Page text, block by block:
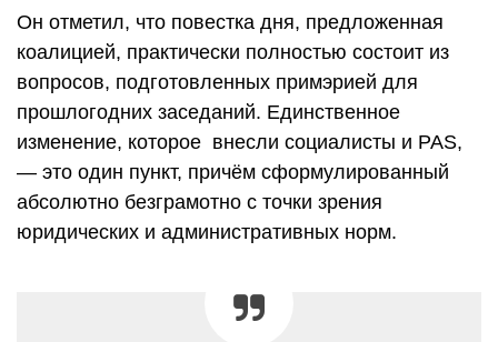
Он отметил, что повестка дня, предложенная
коалицией, практически полностью состоит из
вопросов, подготовленных примэрией для
прошлогодних заседаний. Единственное
изменение, которое внесли социалисты и PAS,
— это один пункт, причём сформулированный
абсолютно безграмотно с точки зрения
юридических и административных норм.